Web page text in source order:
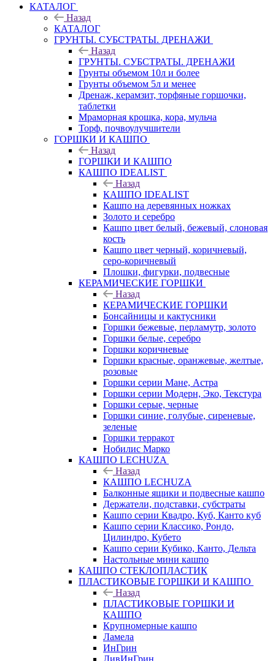
КАТАЛОГ
Назад
КАТАЛОГ
ГРУНТЫ. СУБСТРАТЫ. ДРЕНАЖИ
Назад
ГРУНТЫ. СУБСТРАТЫ. ДРЕНАЖИ
Грунты объемом 10л и более
Грунты объемом 5л и менее
Дренаж, керамзит, торфяные горшочки,
таблетки
Мраморная крошка, кора, мульча
Торф, почвоулучшители
ГОРШКИ И КАШПО
Назад
ГОРШКИ И КАШПО
КАШПО IDEALIST
Назад
КАШПО IDEALIST
Кашпо на деревянных ножках
Золото и серебро
Кашпо цвет белый, бежевый, слоновая
кость
Кашпо цвет черный, коричневый,
серо-коричневый
Плошки, фигурки, подвесные
КЕРАМИЧЕСКИЕ ГОРШКИ
Назад
КЕРАМИЧЕСКИЕ ГОРШКИ
Бонсайницы и кактусники
Горшки бежевые, перламутр, золото
Горшки белые, серебро
Горшки коричневые
Горшки красные, оранжевые, желтые,
розовые
Горшки серии Мане, Астра
Горшки серии Модерн, Эко, Текстура
Горшки серые, черные
Горшки синие, голубые, сиреневые,
зеленые
Горшки терракот
Нобилис Марко
КАШПО LECHUZA
Назад
КАШПО LECHUZA
Балконные ящики и подвесные кашпо
Держатели, подставки, субстраты
Кашпо серии Квадро, Куб, Канто куб
Кашпо серии Классико, Рондо,
Цилиндро, Кубето
Кашпо серии Кубико, Канто, Дельта
Настольные мини кашпо
КАШПО СТЕКЛОПЛАСТИК
ПЛАСТИКОВЫЕ ГОРШКИ И КАШПО
Назад
ПЛАСТИКОВЫЕ ГОРШКИ И
КАШПО
Крупномерные кашпо
Ламела
ИнГрин
ЛивИнГрин